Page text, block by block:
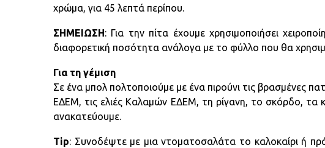
χρώμα, για 45 λεπτά περίπου.
ΣΗΜΕΙΩΣΗ : Για την πίτα έχουμε χρησιμοποιήσει
διαφορετική ποσότητα ανάλογα με το φύλλο που θα
Για τη γέμιση
Σε ένα μπολ πολτοποιούμε με ένα πιρούνι τις βρασμένες
ΕΔΕΜ, τις ελιές Καλαμών ΕΔΕΜ, τη ρίγανη, το σκόρδο, τα
ανακατεύουμε.
Tip: Συνοδέψτε με μια ντοματοσαλάτα το καλοκαίρι ή